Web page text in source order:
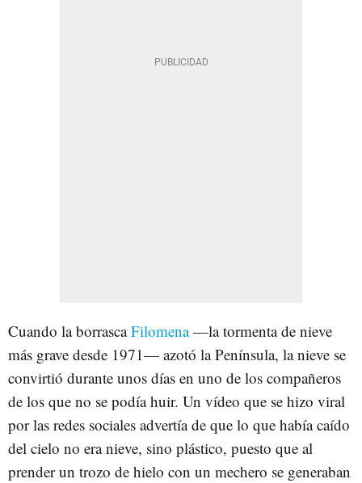
Cuando la borrascaFilomena—la tormenta de nieve
más grave desde 1971— azotó la Península, la nieve se
convirtió durante unos días en uno de los compañeros
de los que no se podía huir. Un vídeo que se hizo viral
por las redes sociales advertía de que lo que había caído
del cielo no era nieve, sino plástico, puesto que al
prender un trozo de hielo con un mechero se generaban